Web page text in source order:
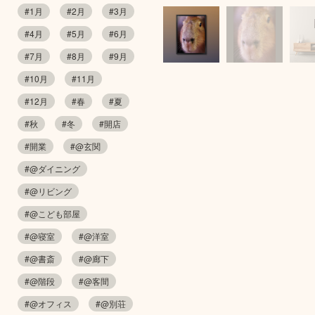
#1月 #2月
#3月
#4月
#5月
#6月
#7月
#8月
#9月
#10月
#11月
#12月
#春
#夏
#秋
#冬
#開店
#開業
#@玄関
#@ダイニング
#@リビング
#@こども部屋
#@寝室
#@洋室
#@書斎
#@廊下
#@階段
#@客間
#@オフィス
#@別荘